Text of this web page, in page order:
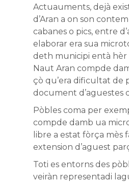
Actuauments, dejà
d’Aran a on son
cabanes o pics, entre
elaborar era sua
deth municipi entà hèr
Naut Aran compde
çò qu’era dificultat de
document d’aguestes
Pòbles coma per
compde damb ua
libre a estat fòrça mès
extension d’aguest
Toti es entorns des
veiràn representadi